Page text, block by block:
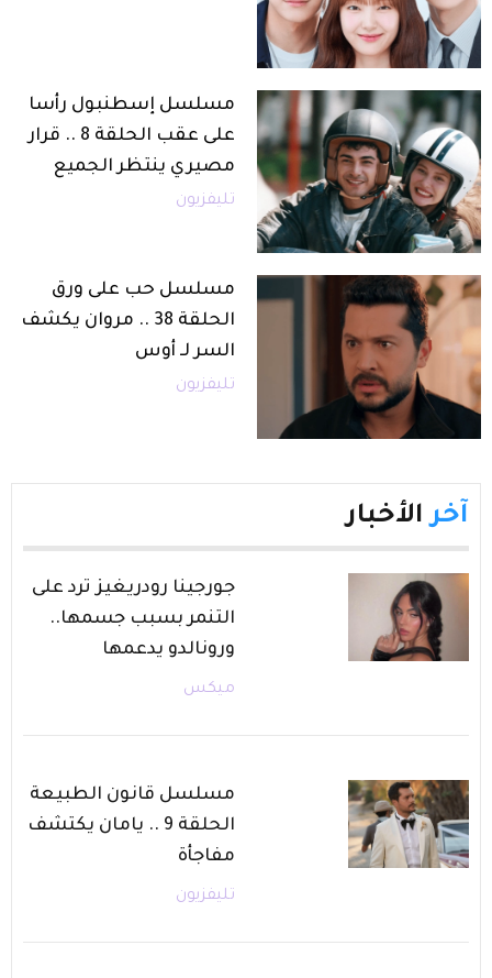
مسلسل إسطنبول رأسا
على عقب الحلقة 8 .. قرار
مصيري ينتظر الجميع
تليفزيون
مسلسل حب على ورق
الحلقة 38 .. مروان يكشف
السر لـ أوس
تليفزيون
آخر الأخبار
جورجينا رودريغيز ترد على
التنمر بسبب جسمها..
ورونالدو يدعمها
ميكس
مسلسل قانون الطبيعة
الحلقة 9 .. يامان يكتشف
مفاجأة
تليفزيون